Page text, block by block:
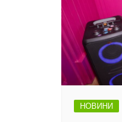
НОВИНИ